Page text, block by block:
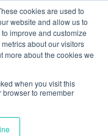
cookies are used to
website and allow us to
improve and customize
about our visitors
more about the cookies we
when you visit this
to remember